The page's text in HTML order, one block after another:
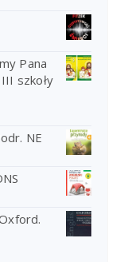
Pana
szkoły
NE